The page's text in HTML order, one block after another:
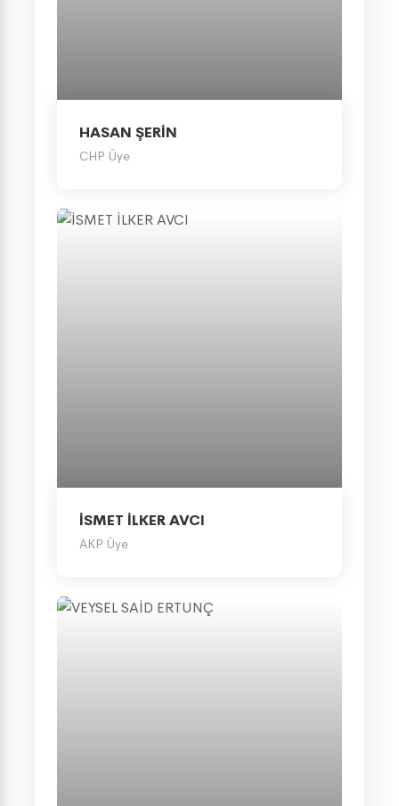
HASAN ŞERİN
CHP Üye
İSMET İLKER AVCI
AKP Üye